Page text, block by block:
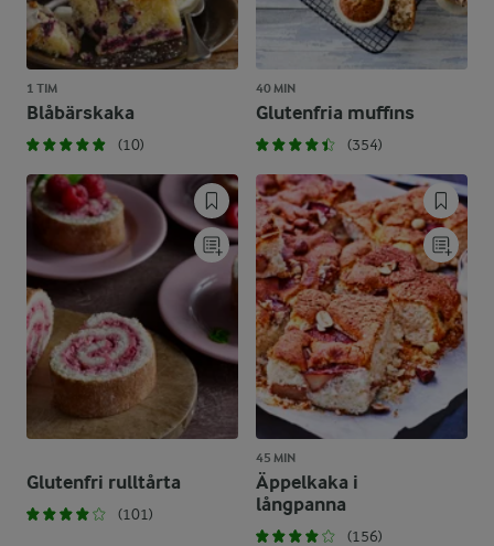
1 TIM
Blåbärskaka
(10)
40 MIN
Glutenfria muffins
(354)
Glutenfri rulltårta
(101)
45 MIN
Äppelkaka i
långpanna
(156)